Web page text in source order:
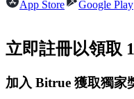
多種以USDC結算的
App Store
Google Play
立即註冊以領取
加入 Bitrue 獲取獨家